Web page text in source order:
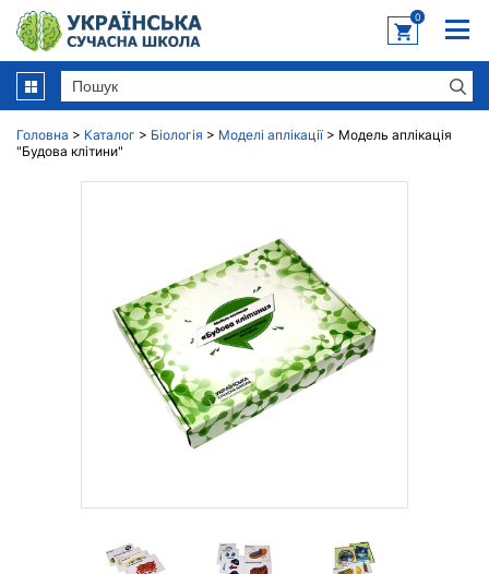
0
Головна > Каталог > Біологія > Моделі аплікації> Модель аплікація
"Будова клітини"